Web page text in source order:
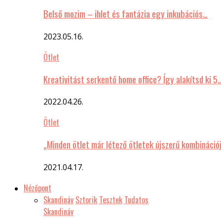
Belső mozim – ihlet és fantázia egy inkubációs…
2023.05.16.
Ötlet
Kreativitást serkentő home office? Így alakítsd ki
2022.04.26.
Ötlet
„Minden ötlet már létező ötletek újszerű
2021.04.17.
Nézőpont
Skandináv Sztorik Tesztek Tudatos
Skandináv